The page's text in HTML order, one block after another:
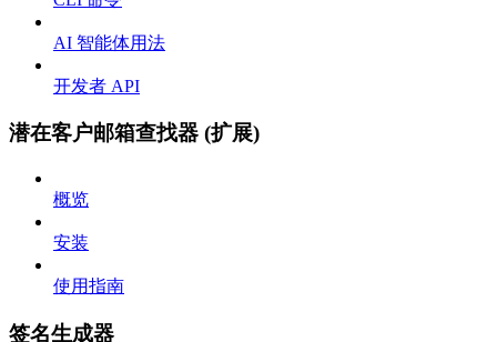
AI 智能体用法
开发者 API
潜在客户邮箱查找器 (扩展)
概览
安装
使用指南
签名生成器